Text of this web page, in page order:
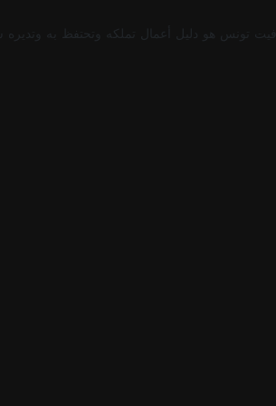
تونس هو دليل أعمال تملكه وتحتفظ به وتديره